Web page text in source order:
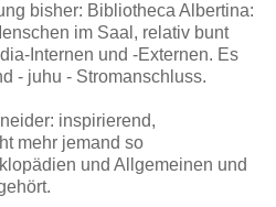
bisher: Bibliotheca Albertina:
im Saal, relativ bunt
Internen und -Externen. Es
- juhu - Stromanschluss.
inspirierend,
mehr jemand so
und Allgemeinen und